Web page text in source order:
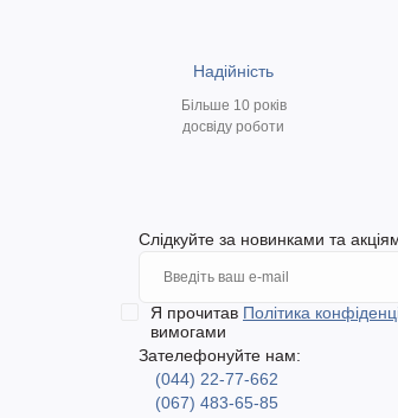
Надійність
Більше 10 років
досвіду роботи
Слідкуйте за новинками та
Я прочитав Політика
вимогами
Зателефонуйте нам:
(044) 22-77-662
(067) 483-65-85